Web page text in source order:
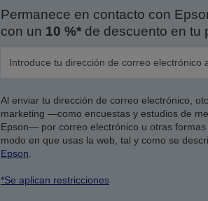
Permanece en contacto con
con un 10 %*de descuento en tu
Al enviar tu dirección de correo electrónico,
marketing —como encuestas y estudios de
Epson— por correo electrónico u otras
modo en que usas la web, tal y como se
Epson
*Se aplican restricciones